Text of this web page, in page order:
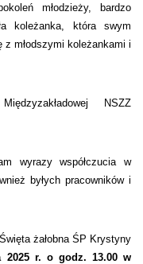
młodzieży, bardzo
koleżanka, która swym
z młodszymi koleżankami i
NSZZ
wyrazy współczucia w
byłych pracowników i
żałobna ŚP Krystyny
2025 r. o godz. 13.00 w